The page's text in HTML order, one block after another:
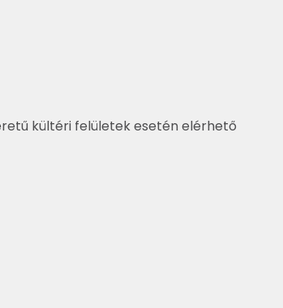
kültéri felületek esetén elérhető